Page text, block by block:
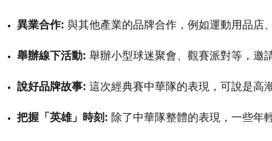
異業合作: 與其他產業的品牌合作，例如運動用品店
舉辦線下活動: 舉辦小型球迷聚會、觀賽派對等，邀
說好品牌故事: 這次經典賽中華隊的表現，可說是高
把握「英雄」時刻: 除了中華隊整體的表現，一些年